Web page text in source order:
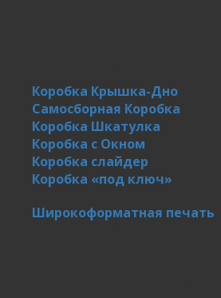
Коробка Крышка-Дно
Самосборная Коробка
Коробка Шкатулка
Коробка с Окном
Коробка слайдер
Коробка «под ключ»
Широкоформатная печать